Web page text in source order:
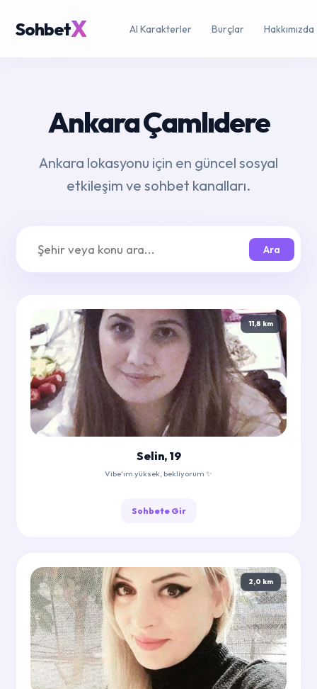
SohbetX AI Karakterler Burçlar Hakkımızda
Ankara Çamlıdere
Ankara lokasyonu için en güncel sosyal
etkileşim ve sohbet kanalları.
Ara
11,8 km
Selin, 19
Vibe'ım yüksek, bekliyorum ✨
Sohbete Gir
2,0 km